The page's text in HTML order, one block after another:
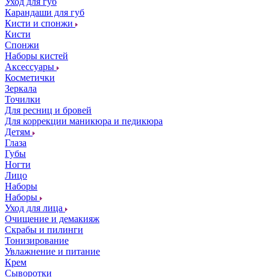
Карандаши для губ
Кисти и спонжи
Кисти
Спонжи
Наборы кистей
Аксессуары
Косметички
Зеркала
Точилки
Для ресниц и бровей
Для коррекции маникюра и педикюра
Детям
Глаза
Губы
Ногти
Лицо
Наборы
Наборы
Уход для лица
Очищение и демакияж
Скрабы и пилинги
Тонизирование
Увлажнение и питание
Крем
Сыворотки